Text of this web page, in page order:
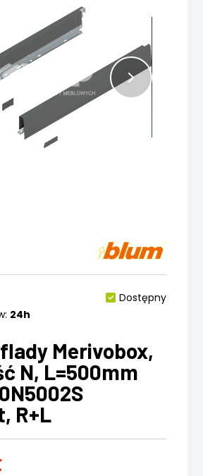
Dostępny
24h
Merivobox,
N, L=500mm
R+L